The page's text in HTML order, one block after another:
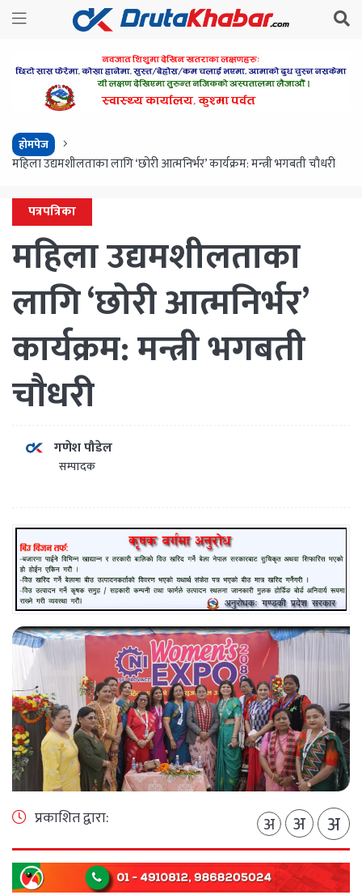
होमपेज
महिला उद्यमशीलताका लागि ‘छोरी आत्मनिर्भर’ कार्यक्रम: मन्त्री भगबती चाैधरी
पत्रपत्रिका
महिला उद्यमशीलताका
लागि ‘छोरी आत्मनिर्भर’
कार्यक्रम: मन्त्री भगबती
चाैधरी
गणेश पौडेल
सम्पादक
प्रकाशित द्वारा: अ अ अ